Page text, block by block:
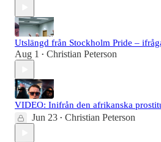
Utslängd från Stockholm Pride –
Aug 1 • Christian Peterson
VIDEO: Inifrån den afrikanska
Jun 23 • Christian Peterson